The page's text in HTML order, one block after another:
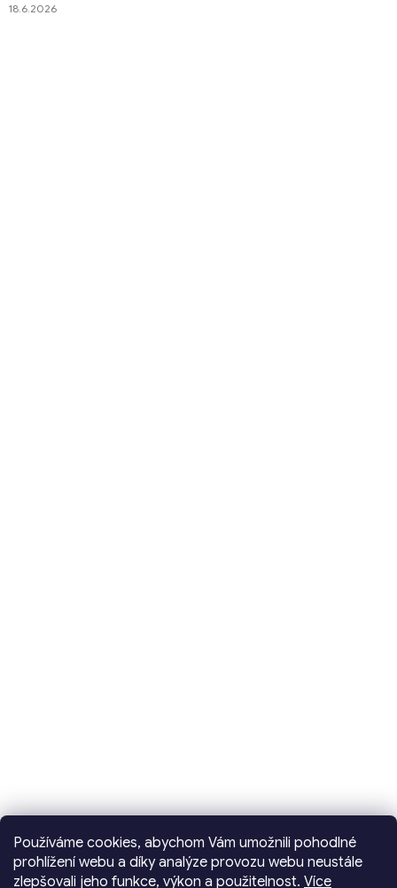
Používáme cookies, abychom Vám umožnili pohodlné
prohlížení webu a díky analýze provozu webu neustále
zlepšovali jeho funkce, výkon a použitelnost. Více
18.6.2026